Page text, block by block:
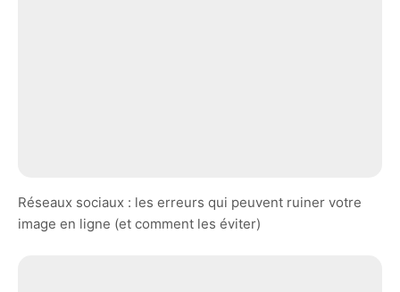
Réseaux sociaux : les erreurs qui peuvent ruiner votre
image en ligne (et comment les éviter)